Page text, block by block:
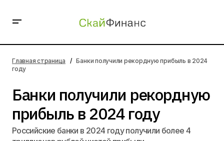
Главная страница
Банки получили рекордную прибыль в 2024
году
Банки получили рекордную
прибыль в 2024 году
Российские банки в 2024 году получили более 4